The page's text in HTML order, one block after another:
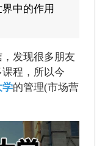
中的作用
发现很多朋友
程，所以今
学的管理(市场营